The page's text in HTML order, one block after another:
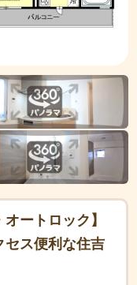
ートロック】
セス便利な住吉